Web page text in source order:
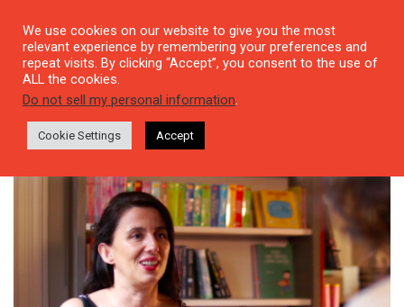
Tag: Venüs
We use cookies on our website to give you the most
relevant experience by remembering your preferences and
repeat visits. By clicking “Accept”, you consent to the use of
ALL the cookies.
Do not sell my personal information.
Cookie Settings Accept